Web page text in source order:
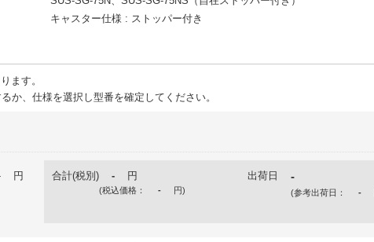
キャスター仕様 ストッパー付き
ます。
か、仕様を選択し型番を確定してください。
円 合計(税別) - 円
(税込価格： - 円)
出荷日 -
(参考出荷日： -